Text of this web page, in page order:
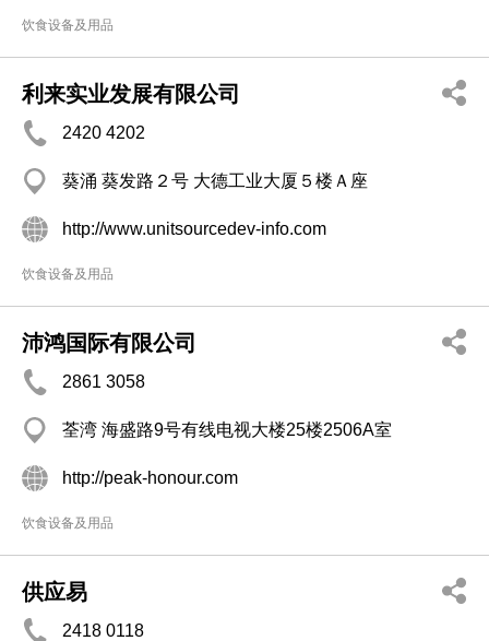
饮食设备及用品
利来实业发展有限公司
2420 4202
葵涌 葵发路２号 大德工业大厦５楼Ａ座
http://www.unitsourcedev-info.com
饮食设备及用品
沛鸿国际有限公司
2861 3058
荃湾 海盛路9号有线电视大楼25楼2506A室
http://peak-honour.com
饮食设备及用品
供应易
2418 0118